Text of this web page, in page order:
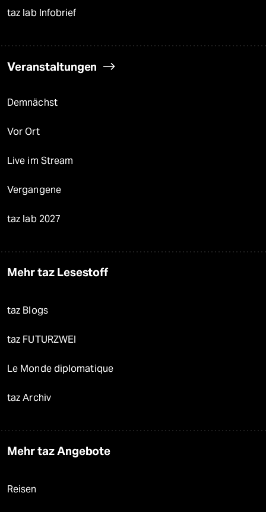
taz lab Infobrief
Veranstaltungen
Demnächst
Vor Ort
Live im Stream
Vergangene
taz lab 2027
Mehr taz Lesestoff
taz Blogs
taz FUTURZWEI
Le Monde diplomatique
taz Archiv
Mehr taz Angebote
Reisen